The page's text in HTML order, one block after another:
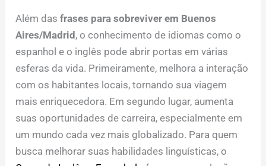
Além dasfrases para sobreviver em Buenos
Aires/Madrid , o conhecimento de idiomas como o
espanhol e o inglês pode abrir portas em várias
esferas da vida. Primeiramente, melhora a interação
com os habitantes locais, tornando sua viagem
mais enriquecedora. Em segundo lugar, aumenta
suas oportunidades de carreira, especialmente em
um mundo cada vez mais globalizado. Para quem
busca melhorar suas habilidades linguísticas, o